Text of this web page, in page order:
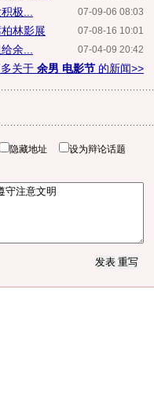
07-09-06 08:03
极...
07-08-16 10:01
林影展
07-04-09 20:42
余...
关于 余男 电影节 的新闻>>
隐藏地址 设为辩论话题